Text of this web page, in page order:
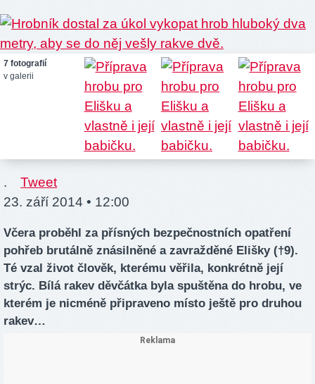
7 fotografií
v galerii
.
Tweet
23. září 2014 • 12:00
Včera proběhl za přísných bezpečnostních opatření
pohřeb brutálně znásilněné a zavražděné Elišky (†9).
Té vzal život člověk, kterému věřila, konkrétně její
strýc. Bílá rakev děvčátka byla spuštěna do hrobu, ve
kterém je nicméně připraveno místo ještě pro druhou
rakev…